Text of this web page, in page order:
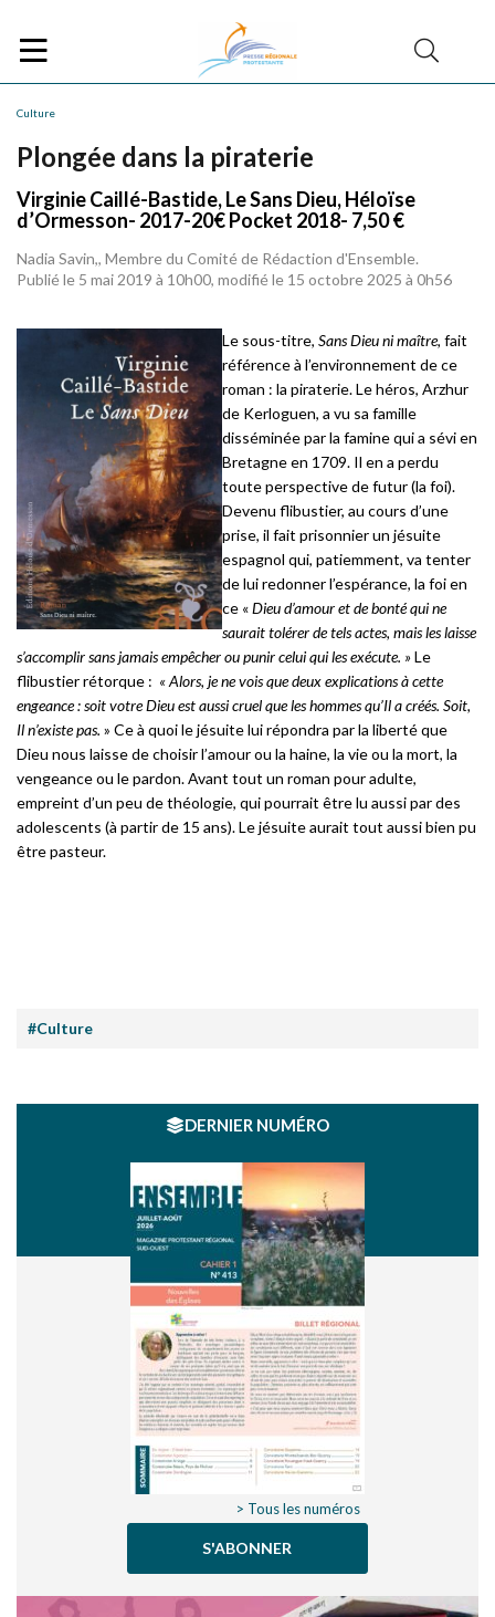
Culture
Plongée dans la piraterie
Virginie Caillé-Bastide, Le Sans Dieu, Héloïse
d’Ormesson- 2017-20€ Pocket 2018- 7,50 €
Nadia Savin,, Membre du Comité de Rédaction d'Ensemble.
Publié le 5 mai 2019 à 10h00, modifié le 15 octobre 2025 à 0h56
Le sous-titre, Sans Dieu ni maître, fait
référence à l’environnement de ce
roman : la piraterie. Le héros, Arzhur
de Kerloguen, a vu sa famille
disséminée par la famine qui a sévi en
Bretagne en 1709. Il en a perdu
toute perspective de futur (la foi).
Devenu flibustier, au cours d’une
prise, il fait prisonnier un jésuite
espagnol qui, patiemment, va tenter
de lui redonner l’espérance, la foi en
ce «Dieu d’amour et de bonté qui ne
saurait tolérer de tels actes, mais les laisse
s’accomplir sans jamais empêcher ou punir celui qui les exécute. »Le
flibustier rétorque : « Alors, je ne vois que deux explications à cette
engeance : soit votre Dieu est aussi cruel que les hommes qu’Il a créés. Soit,
Il n’existe pas. » Ce à quoi le jésuite lui répondra par la liberté que
Dieu nous laisse de choisir l’amour ou la haine, la vie ou la mort, la
vengeance ou le pardon. Avant tout un roman pour adulte,
empreint d’un peu de théologie, qui pourrait être lu aussi par des
adolescents (à partir de 15 ans). Le jésuite aurait tout aussi bien pu
être pasteur.
#Culture
DERNIER NUMÉRO
> Tous les numéros
S'ABONNER